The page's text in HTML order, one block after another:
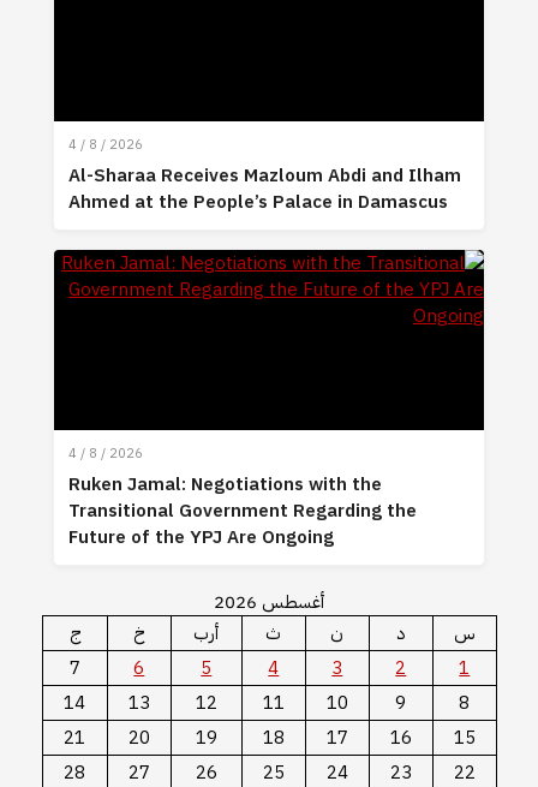
4 / 8 / 2026
Al-Sharaa Receives Mazloum Abdi and Ilham
Ahmed at the People’s Palace in Damascus
4 / 8 / 2026
Ruken Jamal: Negotiations with the
Transitional Government Regarding the
Future of the YPJ Are Ongoing
أغسطس 2026
س
د ن ث أرب خ
ج
1
2
3
4
5
6
7
8
9
10
11
12
13
14
15
16
17
18
19
20
21
22
23
24
25
26
27
28